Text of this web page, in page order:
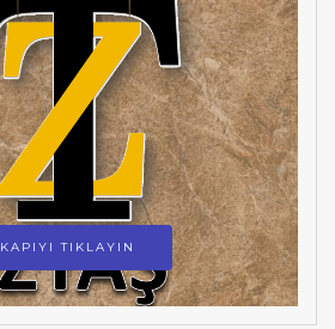
KAPIYI TIKLAYIN